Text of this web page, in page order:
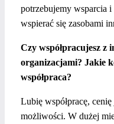
potrzebujemy wsparcia
wspierać się zasobami
Czy współpracujesz z
organizacjami? Jakie
współpraca?
Lubię współpracę,
możliwości. W dużej